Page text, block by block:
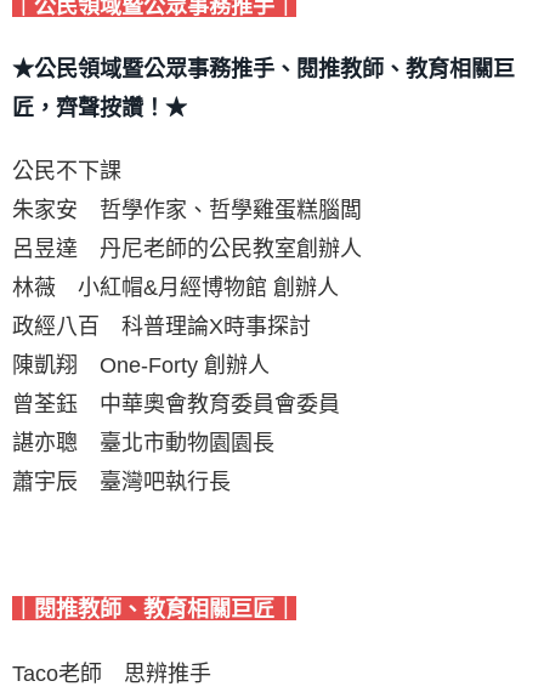
｜公民領域暨公眾事務推手｜
★公民領域暨公眾事務推手、閱推教師、教育相關巨
匠，齊聲按讚！★
公民不下課
朱家安 哲學作家、哲學雞蛋糕腦闆
呂昱達 丹尼老師的公民教室創辦人
林薇 小紅帽&月經博物館 創辦人
政經八百 科普理論X時事探討
陳凱翔 One-Forty 創辦人
曾荃鈺 中華奧會教育委員會委員
諶亦聰 臺北市動物園園長
蕭宇辰 臺灣吧執行長
｜閱推教師、教育相關巨匠｜
Taco老師 思辨推手